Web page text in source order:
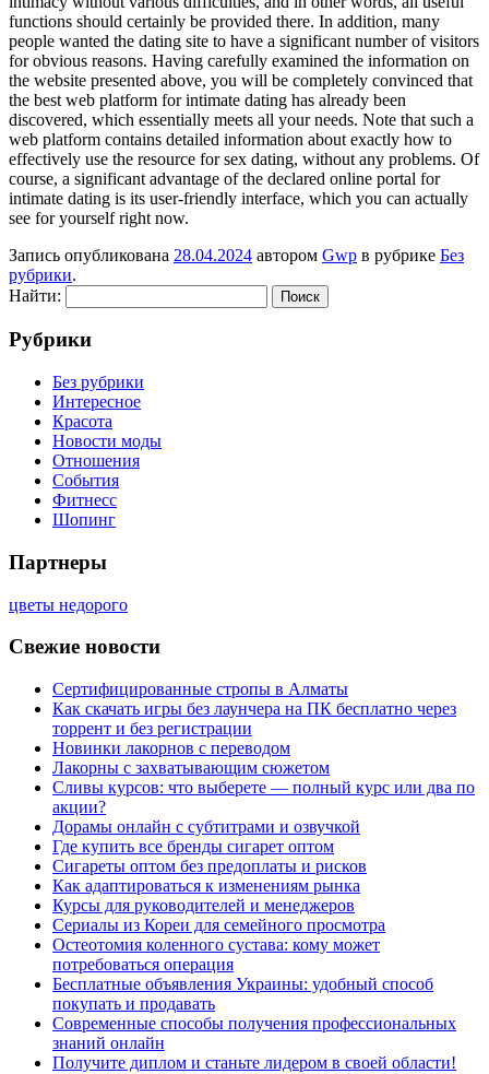
functions should certainly be provided there. In addition, many
people wanted the dating site to have a significant number of visitors
for obvious reasons. Having carefully examined the information on
the website presented above, you will be completely convinced that
the best web platform for intimate dating has already been
discovered, which essentially meets all your needs. Note that such a
web platform contains detailed information about exactly how to
effectively use the resource for sex dating, without any problems. Of
course, a significant advantage of the declared online portal for
intimate dating is its user-friendly interface, which you can actually
see for yourself right now.
Запись опубликована 28.04.2024 автором Gwp в рубрике Без
рубрики.
Найти:
Рубрики
Без рубрики
Интересное
Красота
Новости моды
Отношения
События
Фитнесс
Шопинг
Партнеры
цветы недорого
Свежие новости
Сертифицированные стропы в Алматы
Как скачать игры без лаунчера на ПК бесплатно через
торрент и без регистрации
Новинки лакорнов с переводом
Лакорны с захватывающим сюжетом
Сливы курсов: что выберете — полный курс или два по
акции?
Дорамы онлайн с субтитрами и озвучкой
Где купить все бренды сигарет оптом
Сигареты оптом без предоплаты и рисков
Как адаптироваться к изменениям рынка
Курсы для руководителей и менеджеров
Сериалы из Кореи для семейного просмотра
Остеотомия коленного сустава: кому может
потребоваться операция
Бесплатные объявления Украины: удобный способ
покупать и продавать
Современные способы получения профессиональных
знаний онлайн
Получите диплом и станьте лидером в своей области!